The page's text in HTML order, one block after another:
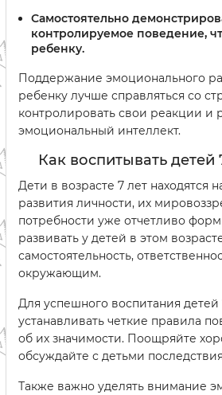
Самостоятельно
контролируемое поведение,
ребенку.
Поддержание эмоционального
ребенку лучше справляться со
контролировать свои реакции и
эмоциональный интеллект.
Как воспитывать детей
Дети в возрасте 7 лет находятся
развития личности, их
потребности уже отчетливо
развивать у детей в этом
самостоятельность,
окружающим.
Для успешного воспитания
устанавливать четкие правила
об их значимости. Поощряйте
обсуждайте с детьми
Также важно уделять внимание